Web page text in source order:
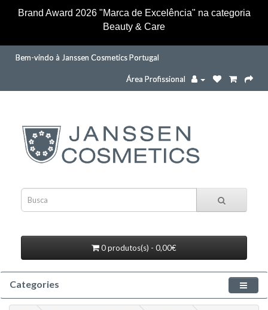
Brand Award 2026 "Marca de Excelência" na categoria
Beauty & Care
Bem-vindo à Janssen Cosmetics Portugal
Área Profissional
0 produtos(s) - 0,00€
Categories